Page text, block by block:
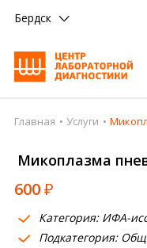
Бердск
Главная
Анализы
Врачи
Получить результат
Главная Услуги
Микоплазма
600₽
Категория: ИФА-
Подкатегория: